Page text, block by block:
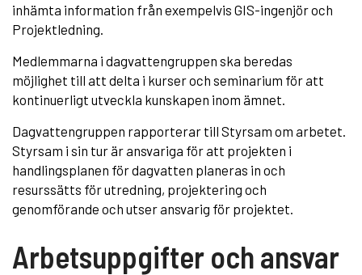
inhämta information från exempelvis GIS-ingenjör och
Projektledning.
Medlemmarna i dagvattengruppen ska beredas
möjlighet till att delta i kurser och seminarium för att
kontinuerligt utveckla kunskapen inom ämnet.
Dagvattengruppen rapporterar till Styrsam om arbetet.
Styrsam i sin tur är ansvariga för att projekten i
handlingsplanen för dagvatten planeras in och
resurssätts för utredning, projektering och
genomförande och utser ansvarig för projektet.
Arbetsuppgifter och ansvar